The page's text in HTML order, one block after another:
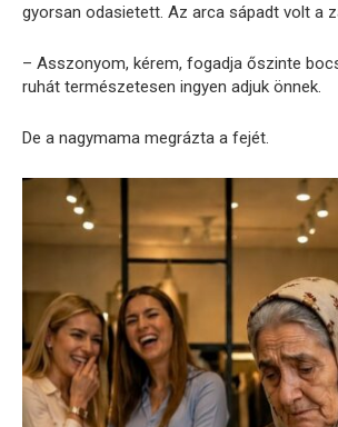
gyorsan odasietett. Az arca sápadt volt a
– Asszonyom, kérem, fogadja őszinte
ruhát természetesen ingyen adjuk önnek.
De a nagymama megrázta a fejét.